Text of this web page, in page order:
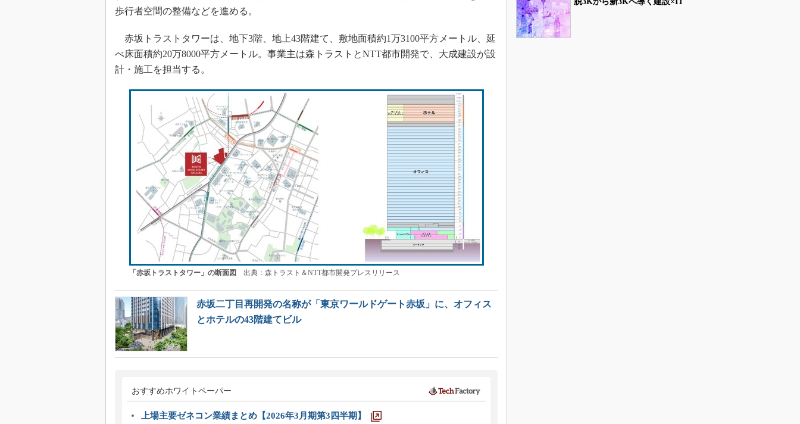
歩行者空間の整備などを進める。
赤坂トラストタワーは、地下3階、地上43階建て、敷地面積約1万3100平方メートル、延
べ床面積約20万8000平方メートル。事業主は森トラストとNTT都市開発で、大成建設が設
計・施工を担当する。
「赤坂トラストタワー」の断面図 出典：森トラスト＆NTT都市開発プレスリリース
赤坂二丁目再開発の名称が「東京ワールドゲート赤坂」に、オフィス
とホテルの43階建てビル
おすすめホワイトペーパー
上場主要ゼネコン業績まとめ【2026年3月期第3四半期】